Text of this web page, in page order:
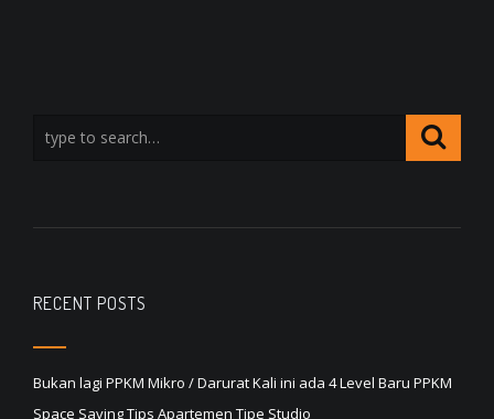
RECENT POSTS
Bukan lagi PPKM Mikro / Darurat Kali ini ada 4 Level Baru PPKM
Space Saving Tips Apartemen Tipe Studio